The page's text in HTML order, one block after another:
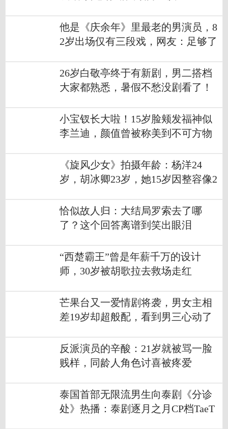
他是《庆余年》里最老的男演员，8
2岁出场仅有三段戏，网友：足够了
26岁白敬亭终于有新剧，男二搭档
大家都熟悉，暑假不愁没剧看了！
小宝钗长大啦！15岁脸颊发福神似
李兰迪，颜值曾被称美到不可方物
《旋风少女》拍摄年龄：杨洋24
岁，胡冰卿23岁，她15岁因整容像2
恰似故人归：大结局罗索去了哪
了？这个回答离谱到笑出眼泪
“西楚霸王”曾是年薪千万的设计
师，30岁被胡歌拉去救场走红
芒果台又一爱情剧将袭，男女主相
差19岁却超般配，看到男三心动了
反派演员的辛酸：21岁就被骂一脸
贱样，同龄人角色讨喜被疼爱
泰国首部无限流男生向泰剧《分诊
处》热播：泰剧逐月之月CP档TaeT